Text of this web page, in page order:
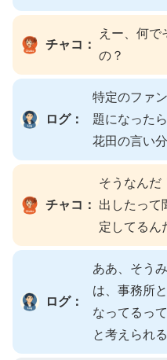
チャコ：
えー、何で
の？
ログ：
特定のファ
題になった
花田の言い
チャコ：
そうなんだ
出したって
定してるん
ログ：
ああ、そう
は、事務所
なってるっ
と考えられる